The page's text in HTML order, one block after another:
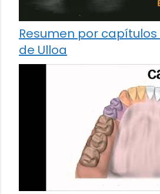
Resumen por capítulos
de Ulloa